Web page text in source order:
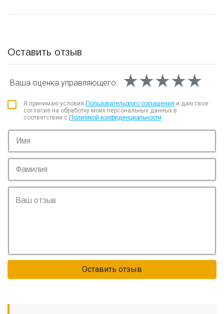
Оставить отзыв
Ваша оценка управляющего: ★★★★★
★★★★★
★★★★★
Я принимаю условия Пользовательского соглашения и даю свое
согласие на обработку моих персональных данных в
соответствии с Политикой конфиденциальности
Оставить отзыв